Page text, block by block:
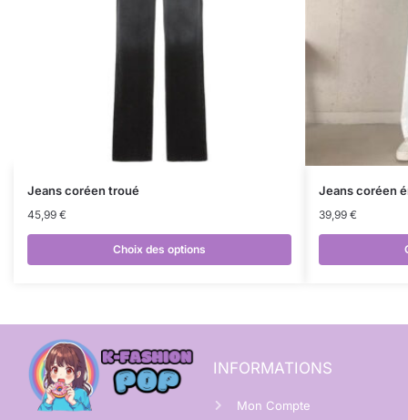
Jeans coréen troué
45,99 €
Choix des options
Jeans coréen
39,99 €
INFORMATIONS
Mon Compte